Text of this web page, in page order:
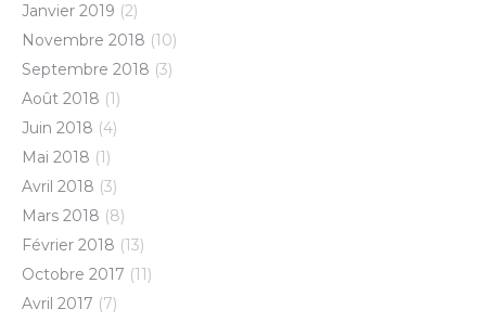
Janvier 2019 (2)
Novembre 2018 (10)
Septembre 2018 (3)
Août 2018 (1)
Juin 2018 (4)
Mai 2018 (1)
Avril 2018 (3)
Mars 2018 (8)
Février 2018 (13)
Octobre 2017 (11)
Avril 2017 (7)